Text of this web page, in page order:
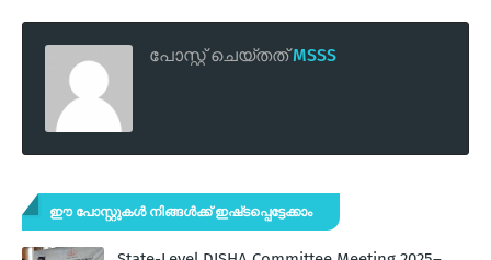
പോസ്റ്റ് ചെയ്തത്MSSS
ഈ പോസ്റ്റുകൾ നിങ്ങൾക്ക് ഇഷ്‌‌ടപ്പെട്ടേക്കാം